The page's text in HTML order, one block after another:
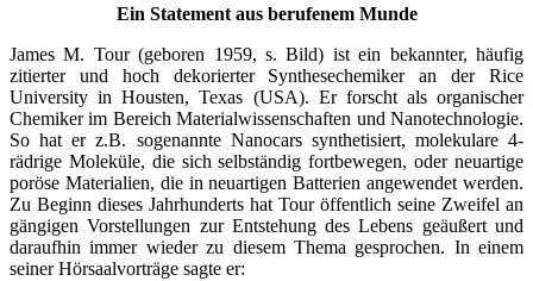
Ein Statement aus berufenem Munde
James M. Tour (geboren 1959, s. Bild) ist ein bekannter, häufig
zitierter und hoch dekorierter Synthesechemiker an der Rice
University in Housten, Texas (USA). Er forscht als organischer
Chemiker im Bereich Materialwissenschaften und Nanotechnologie.
So hat er z.B. sogenannte Nanocars synthetisiert, molekulare 4-
rädrige Moleküle, die sich selbständig fortbewegen, oder neuartige
poröse Materialien, die in neuartigen Batterien angewendet werden.
Zu Beginn dieses Jahrhunderts hat Tour öffentlich seine Zweifel an
gängigen Vorstellungen zur Entstehung des Lebens geäußert und
daraufhin immer wieder zu diesem Thema gesprochen. In einem
seiner Hörsaalvorträge sagte er: